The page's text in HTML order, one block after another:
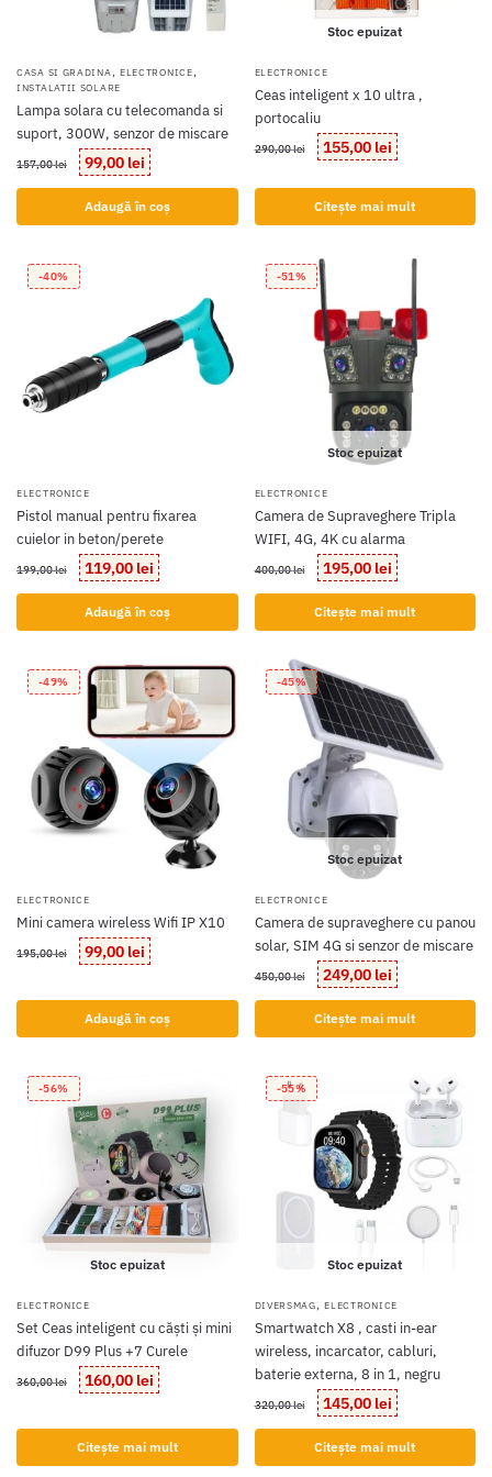
CASA SI GRADINA , ELECTRONICE,
INSTALATII SOLARE
Lampa solara cu telecomanda si
suport, 300W, senzor de miscare
157,00lei
Prețul
inițial
99,00 lei Prețul
curent
99,00 lei.
Adaugă în coș
Stoc epuizat
ELECTRONICE
Ceas inteligent x 10 ultra ,
portocaliu
290,00lei
Prețul
inițial
a
fost:
290,00 lei.
155,00 lei Prețul
curent
este:
155,00 lei.
Citește mai mult
-40%
ELECTRONICE
Pistol manual pentru fixarea
cuielor in beton/perete
199,00lei
Prețul
inițial
fost:
119,00 lei Prețul
curent
este:
119,00 lei.
Adaugă în coș
-51%
Stoc epuizat
ELECTRONICE
Camera de Supraveghere Tripla
WIFI, 4G, 4K cu alarma
400,00lei
Prețul
inițial
a
fost:
195,00 lei Prețul
curent
este:
195,00 lei.
Citește mai mult
-49%
ELECTRONICE
Mini camera wireless Wifi IP X10
195,00lei
Prețul
inițial
fost:
195,00 lei.
99,00 lei Prețul
curent
Adaugă în coș
-45%
Stoc epuizat
ELECTRONICE
Camera de supraveghere cu panou
solar, SIM 4G si senzor de miscare
450,00lei
Prețul
inițial
a
fost:
249,00 lei Prețul
curent
este:
Citește mai mult
-56%
Stoc epuizat
ELECTRONICE
Set Ceas inteligent cu căști și mini
difuzor D99 Plus +7 Curele
360,00lei
Prețul
inițial
fost:
360,00 lei.
160,00 lei Prețul
curent
160,00 lei.
Citește mai mult
-55%
Stoc epuizat
DIVERSMAG,ELECTRONICE
Smartwatch X8 , casti in-ear
wireless, incarcator, cabluri,
baterie externa, 8 in 1, negru
320,00lei
Prețul
inițial
a
fost:
145,00 lei Prețul
curent
este:
145,00 lei.
Citește mai mult